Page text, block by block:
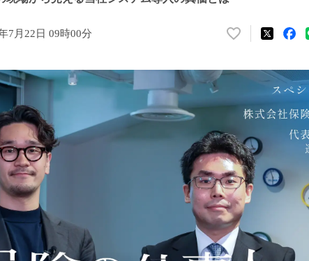
7月22日 09時00分
い
ね
を
み
込
み
中
で
す